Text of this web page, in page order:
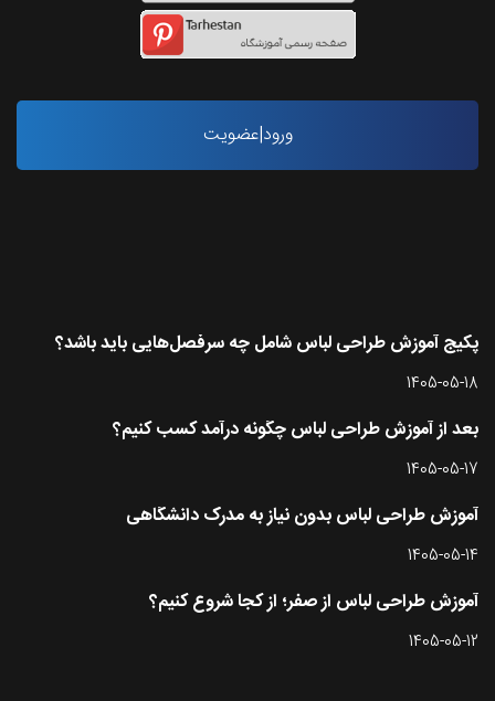
ورود|عضویت
پکیج آموزش طراحی لباس شامل چه سرفصل‌هایی باید باشد؟
1405-05-18
بعد از آموزش طراحی لباس چگونه درآمد کسب کنیم؟
1405-05-17
آموزش طراحی لباس بدون نیاز به مدرک دانشگاهی
1405-05-14
آموزش طراحی لباس از صفر؛ از کجا شروع کنیم؟
1405-05-12